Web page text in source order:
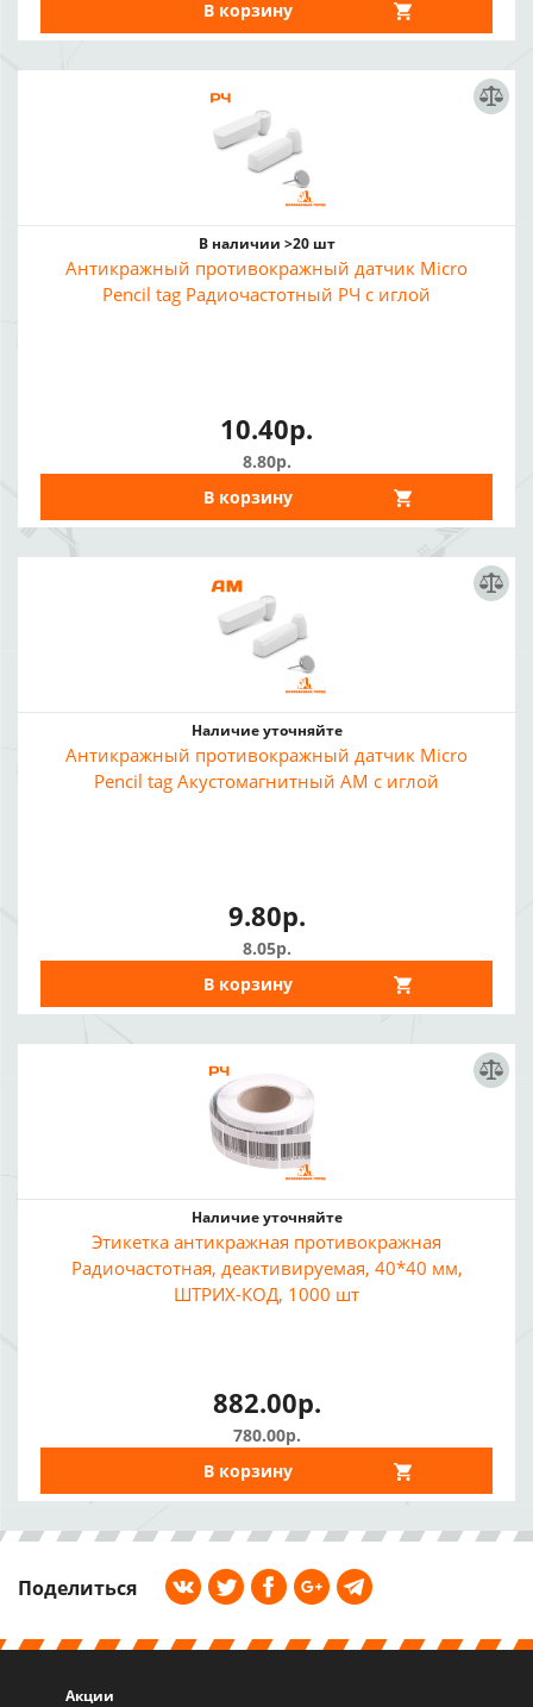
В корзину
В наличии >20 шт
Антикражный противокражный датчик Micro
Pencil tag Радиочастотный РЧ с иглой
10.40р.
8.80р.
В корзину
Наличие уточняйте
Антикражный противокражный датчик Micro
Pencil tag Акустомагнитный АМ с иглой
9.80р.
8.05р.
В корзину
Наличие уточняйте
Этикетка антикражная противокражная
Радиочастотная, деактивируемая, 40*40 мм,
ШТРИХ-КОД, 1000 шт
882.00р.
780.00р.
В корзину
Поделиться
Акции